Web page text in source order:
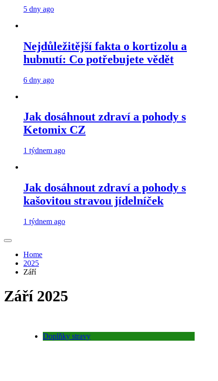
5 dny ago
Nejdůležitější fakta o kortizolu a
hubnutí: Co potřebujete vědět
6 dny ago
Jak dosáhnout zdraví a pohody s
Ketomix CZ
1 týdnem ago
Jak dosáhnout zdraví a pohody s
kašovitou stravou jídelníček
1 týdnem ago
Home
2025
Září
Září 2025
Doplňky stravy